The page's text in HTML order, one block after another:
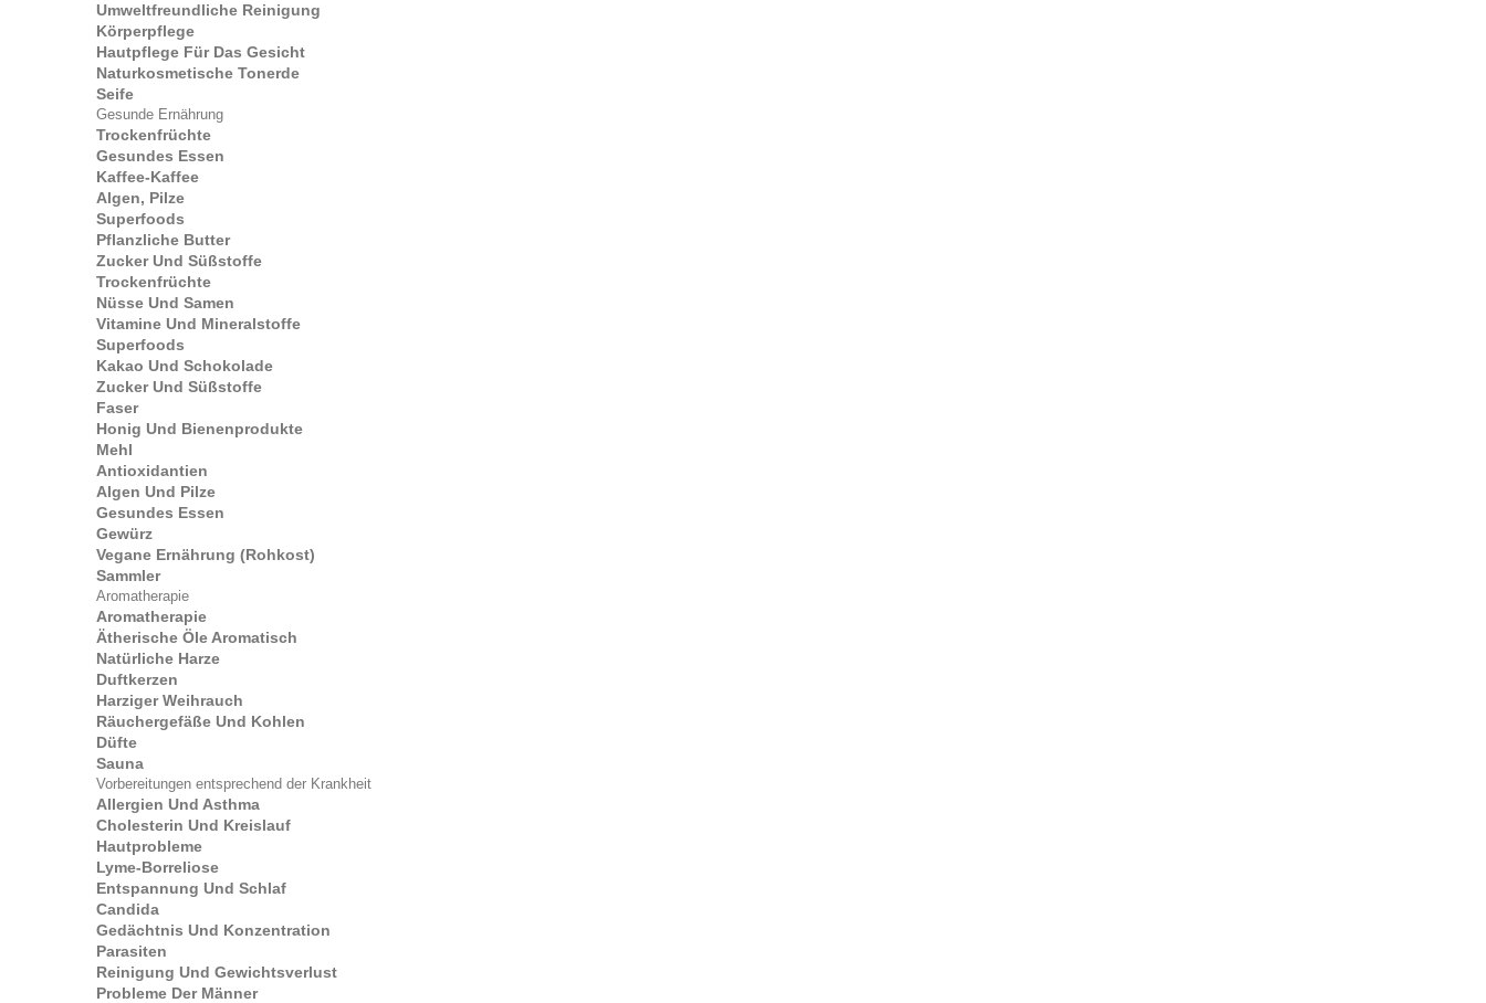
Umweltfreundliche Reinigung
Körperpflege
Hautpflege Für Das Gesicht
Naturkosmetische Tonerde
Seife
Gesunde Ernährung
Trockenfrüchte
Gesundes Essen
Kaffee-Kaffee
Algen, Pilze
Superfoods
Pflanzliche Butter
Zucker Und Süßstoffe
Trockenfrüchte
Nüsse Und Samen
Vitamine Und Mineralstoffe
Superfoods
Kakao Und Schokolade
Zucker Und Süßstoffe
Faser
Honig Und Bienenprodukte
Mehl
Antioxidantien
Algen Und Pilze
Gesundes Essen
Gewürz
Vegane Ernährung (Rohkost)
Sammler
Aromatherapie
Aromatherapie
Ätherische Öle Aromatisch
Natürliche Harze
Duftkerzen
Harziger Weihrauch
Räuchergefäße Und Kohlen
Düfte
Sauna
Vorbereitungen entsprechend der Krankheit
Allergien Und Asthma
Cholesterin Und Kreislauf
Hautprobleme
Lyme-Borreliose
Entspannung Und Schlaf
Candida
Gedächtnis Und Konzentration
Parasiten
Reinigung Und Gewichtsverlust
Probleme Der Männer